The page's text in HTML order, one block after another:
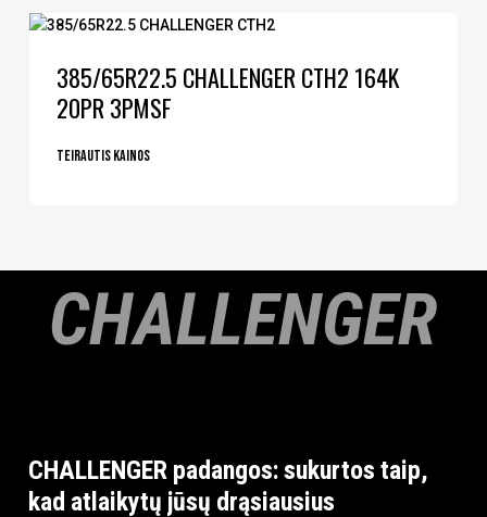
385/65R22.5 CHALLENGER CTH2 164K
20PR 3PMSF
Teirautis kainos
CHALLENGER
CHALLENGER padangos:sukurtos taip,
kad atlaikytų jūsų drąsiausius